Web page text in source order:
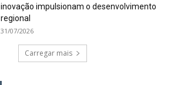
inovação impulsionam o desenvolvimento
regional
31/07/2026
Carregar mais